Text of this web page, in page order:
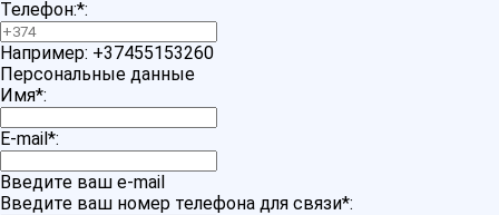
Телефон:*:
Например: +37455153260
Персональные данные
Имя*:
E-mail*:
Введите ваш e-mail
Введите ваш номер телефона для связи*: